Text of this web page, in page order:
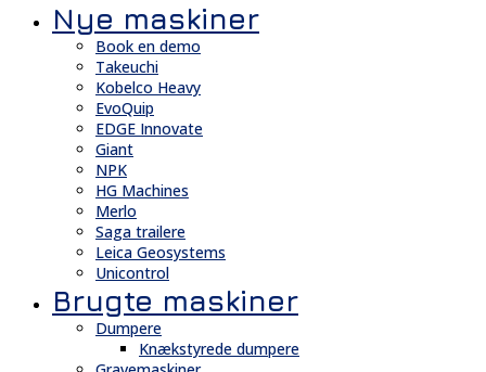
Nye maskiner
Book en demo
Takeuchi
Kobelco Heavy
EvoQuip
EDGE Innovate
Giant
NPK
HG Machines
Merlo
Saga trailere
Leica Geosystems
Unicontrol
Brugte maskiner
Dumpere
Knækstyrede dumpere